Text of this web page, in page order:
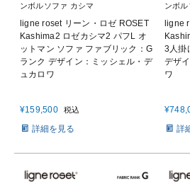
ンボルソファ カシマ
ligne roset リーン・ロゼ ROSET
Kashima2 ロゼカシマ2 パフL オ
ットマン ソファ ファブリック：G
ランク デザイン：ミッシェル・デ
ュカロワ
¥159,500 税込
詳細を見る
ンボ
ligne
3人掛
デザ
ワ
¥
詳